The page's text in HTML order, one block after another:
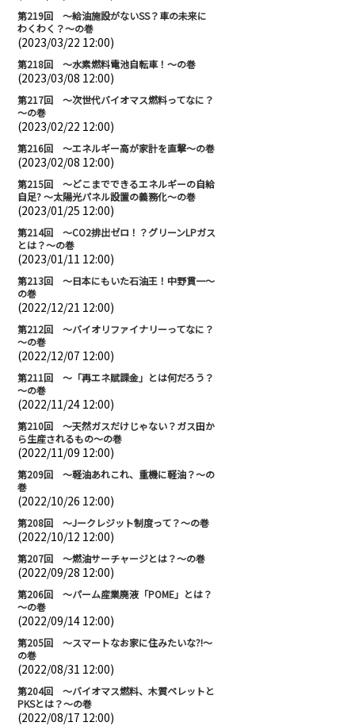
第219回 ～給油施設がないSS？車の未来に
わくわく？～の巻
(2023/03/22 12:00)
第218回 ～水素燃料電池自転車！～の巻
(2023/03/08 12:00)
第217回 ～次世代バイオマス燃料ってなに？
～の巻
(2023/02/22 12:00)
第216回 ～エネルギー高が家計を直撃～の巻
(2023/02/08 12:00)
第215回 ～どこまでできるエネルギーの自給
自足? ～太陽光パネル設置の義務化～の巻
(2023/01/25 12:00)
第214回 ～CO2排出ゼロ！？グリーンLPガス
とは？～の巻
(2023/01/11 12:00)
第213回 ～日本にもいた石油王！中野貫一～
の巻
(2022/12/21 12:00)
第212回 ～バイオリファイナリーってなに？
～の巻
(2022/12/07 12:00)
第211回 ～「再エネ賦課金」とは何だろう？
～の巻
(2022/11/24 12:00)
第210回 ～天然ガスだけじゃない？ガス田か
ら生産されるもの～の巻
(2022/11/09 12:00)
第209回 ～軽油あれこれ、重機に軽油？～の
巻
(2022/10/26 12:00)
第208回 ～Jークレジット制度って？～の巻
(2022/10/12 12:00)
第207回 ～燃油サーチャージとは？～の巻
(2022/09/28 12:00)
第206回 ～パーム産業廃液「POME」とは？
～の巻
(2022/09/14 12:00)
第205回 ～スマートなお家に住みたいな?!～
の巻
(2022/08/31 12:00)
第204回 ～バイオマス燃料、木質ペレットと
PKSとは？～の巻
(2022/08/17 12:00)